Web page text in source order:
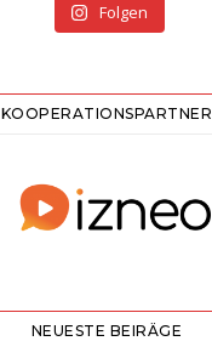
Folgen
KOOPERATIONSPARTNER
NEUESTE BEIRÄGE